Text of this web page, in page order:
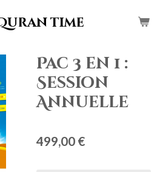
time
Pac 3 en 1 :
Session
Annuelle
499,00 €